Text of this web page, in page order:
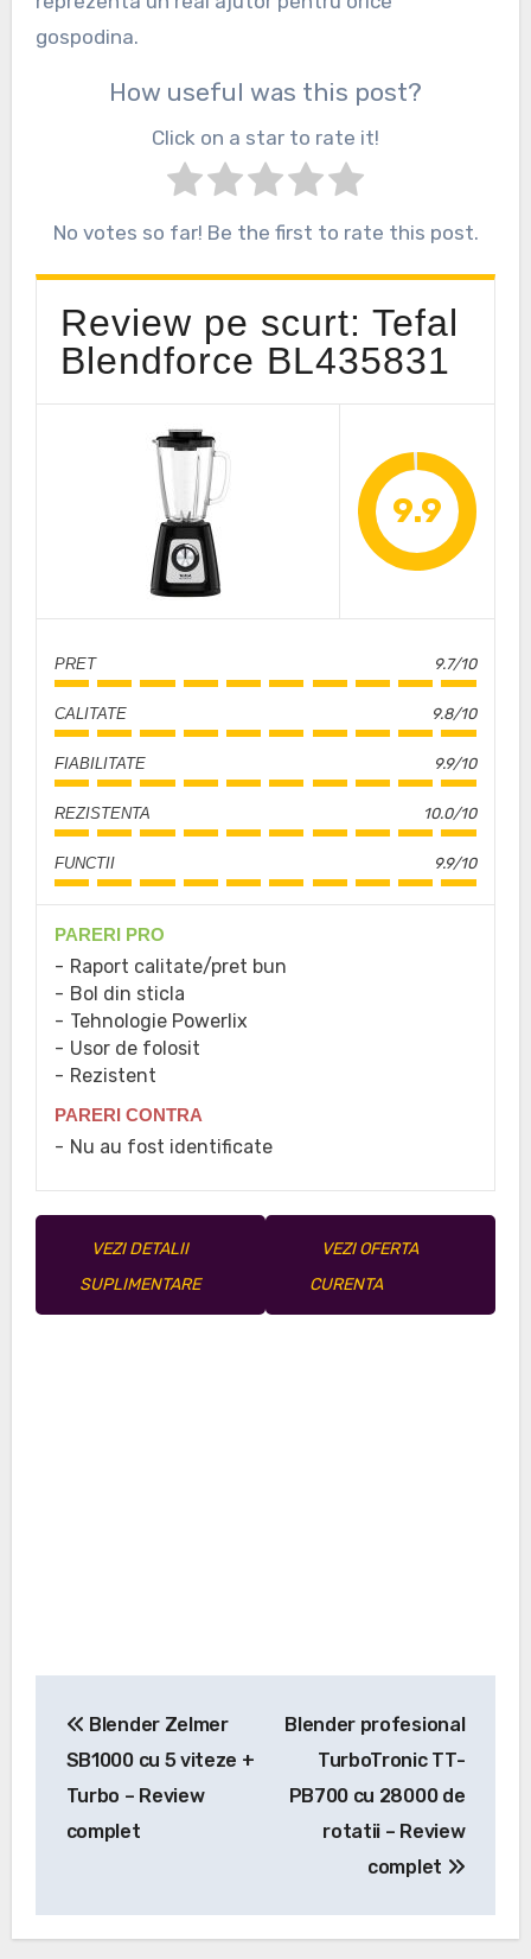
gospodina.
How useful was this post?
Click on a star to rate it!
No votes so far! Be the first to rate this post.
Review pe scurt: Tefal
Blendforce BL435831
9.9
PRET 9.7/10
CALITATE 9.8/10
FIABILITATE 9.9/10
REZISTENTA 10.0/10
FUNCTII 9.9/10
PARERI PRO
Raport calitate/pret bun
Bol din sticla
Tehnologie Powerlix
Usor de folosit
Rezistent
PARERI CONTRA
Nu au fost identificate
VEZI DETALII
SUPLIMENTARE
VEZI OFERTA
CURENTA
în
articole
Blender Zelmer
SB1000 cu 5 viteze +
Turbo – Review
complet
Blender profesional
TurboTronic TT-
PB700 cu 28000 de
rotatii – Review
complet